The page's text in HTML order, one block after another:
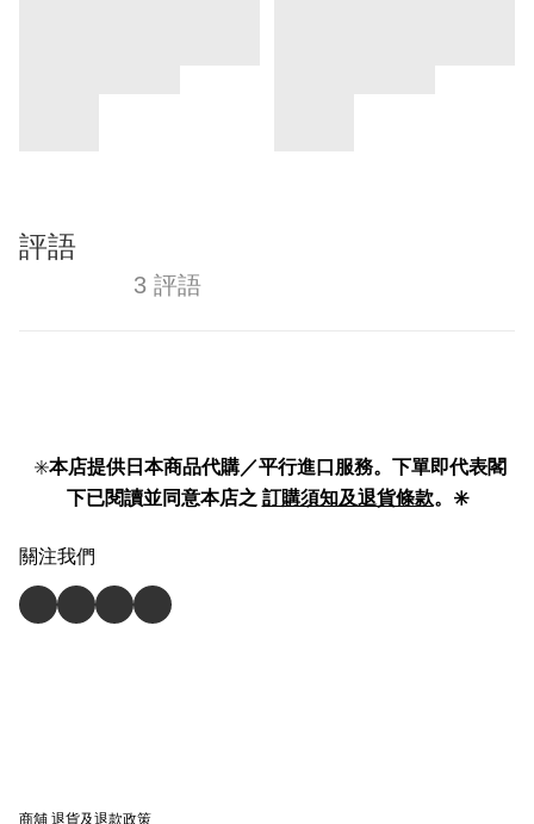
評語
3 評語
✳️本店提供日本商品代購／平行進口服務。下單即代表閣
下已閱讀並同意本店之 訂購須知及退貨條款。✳️
關注我們
商舖 退貨及退款政策